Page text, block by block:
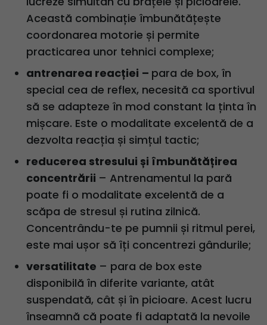
Această combinație îmbunătățește
coordonarea motorie și permite
practicarea unor tehnici complexe;
antrenarea reacției – para de box, în
special cea de reflex, necesită ca sportivul
să se adapteze în mod constant la ținta în
mișcare. Este o modalitate excelentă de a
dezvolta reacția și simțul tactic;
reducerea stresului și îmbunătățirea
concentrării – Antrenamentul la pară
poate fi o modalitate excelentă de a
scăpa de stresul și rutina zilnică.
Concentrându-te pe pumnii și ritmul perei,
este mai ușor să îți concentrezi gândurile;
versatilitate – para de box este
disponibilă în diferite variante, atât
suspendată, cât și în picioare. Acest lucru
înseamnă că poate fi adaptată la nevoile